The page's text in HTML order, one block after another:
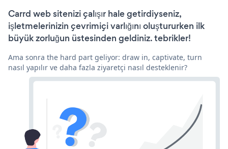
Carrd web sitenizi çalışır hale getirdiyseniz,
işletmelerinizin çevrimiçi varlığını oluştururken ilk
büyük zorluğun üstesinden geldiniz. tebrikler!
Ama sonra the hard part geliyor: draw in, captivate, turn
nasıl yapılır ve daha fazla ziyaretçi nasıl desteklenir?